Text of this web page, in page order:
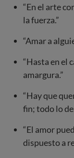
“En el arte
la fuerza.”
“Amar a
“Hasta en el
amargura.”
“Hay que
fin; todo lo
“El amor
dispuesto a